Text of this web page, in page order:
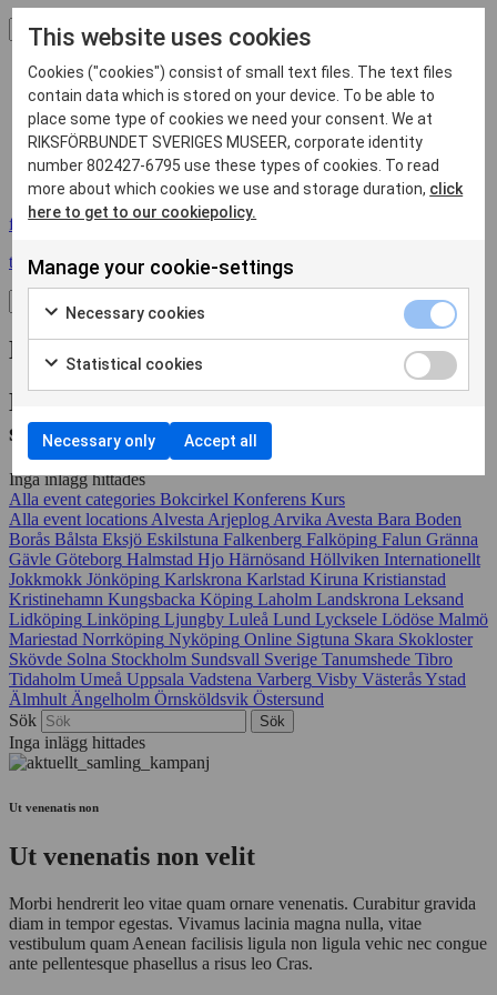
Sök
Aktuellt
Medlem
Opinion/Press
Kontakt
ENG
facebook-f
twitter
Event
Donec est sapien, vulputate non
scelerisque a facilisis non
Inga inlägg hittades
Alla event categories Bokcirkel Konferens Kurs
Alla event locations Alvesta Arjeplog Arvika Avesta Bara Boden
Borås Bålsta Eksjö Eskilstuna Falkenberg Falköping Falun Gränna
Gävle Göteborg Halmstad Hjo Härnösand Höllviken Internationellt
Jokkmokk Jönköping Karlskrona Karlstad Kiruna Kristianstad
Kristinehamn Kungsbacka Köping Laholm Landskrona Leksand
Lidköping Linköping Ljungby Luleå Lund Lycksele Lödöse Malmö
Mariestad Norrköping Nyköping Online Sigtuna Skara Skokloster
Skövde Solna Stockholm Sundsvall Sverige Tanumshede Tibro
Tidaholm Umeå Uppsala Vadstena Varberg Visby VästeråsYstad
Älmhult Ängelholm Örnsköldsvik Östersund
Sök
Inga inlägg hittades
Ut venenatis non
Ut venenatis non velit
Morbi hendrerit leo vitae quam ornare venenatis. Curabitur gravida
diam in tempor egestas. Vivamus lacinia magna nulla, vitae
vestibulum quam Aenean facilisis ligula non ligula vehic nec congue
ante pellentesque phasellus a risus leo Cras.
This website uses cookies
Cookies ("cookies") consist of small text files. The text files
contain data which is stored on your device. To be able to
place some type of cookies we need your consent. We at
RIKSFÖRBUNDET SVERIGES MUSEER, corporate identity
number 802427-6795 use these types of cookies. To read
more about which cookies we use and storage duration, click
here to get to our cookiepolicy.
Manage your cookie-settings
Necessary cookies
Statistical cookies
Necessary only Accept all